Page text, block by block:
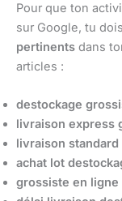
Pour que ton
sur Google, tu
pertinents dans
articles :
destockage
livraison express
livraison standard
achat lot
grossiste en